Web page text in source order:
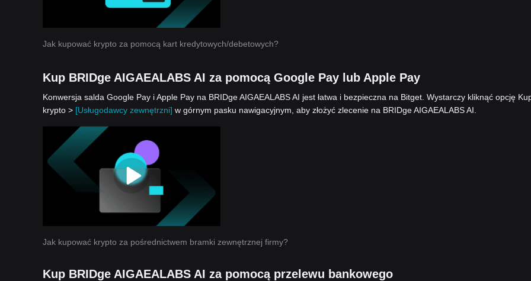
Jak kupować krypto za pomocą kart kredytowych/debetowych?
Kup BRIDge AIGAEALABS AI za pomocą Google Pay lub Apple Pay
Konwersja salda Google Pay i Apple Pay na BRIDge AIGAEALABS AI jest łatwa i bezpieczna na Bitget. Wystarczy kliknąć opcję
krypto > [Usługodawcy zewnętrzni] w górnym pasku nawigacyjnym, aby złożyć zlecenie na BRIDge AIGAEALABS AI.
Jak kupować krypto za pośrednictwem bramki zewnętrznej firmy?
Kup BRIDge AIGAEALABS AI za pomocą przelewu bankowego